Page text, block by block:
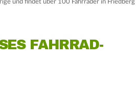
und findet über 100 Fahrräder in Friedberg
FAHRRAD-